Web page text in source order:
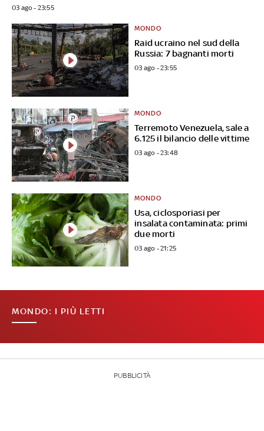
03 ago - 23:55
Raid ucraino nel sud della
Russia: 7 bagnanti morti
MONDO
03 ago - 23:55
Terremoto Venezuela, sale a
6.125 il bilancio delle vittime
MONDO
03 ago - 23:48
Usa, ciclosporiasi per
insalata contaminata: primi
due morti
MONDO
03 ago - 21:25
MONDO: I PIÙ LETTI
PUBBLICITÀ